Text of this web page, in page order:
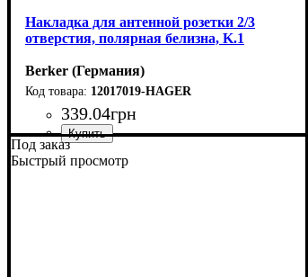
Накладка для антенной розетки 2/3
отверстия, полярная белизна, K.1
Berker (Германия)
12017019-HAGER
339.04грн
Тип электрофурнитуры
розеток и выключателей
Серия: K.1
Цвет: Полярная белизна
Под заказ
Быстрый просмотр